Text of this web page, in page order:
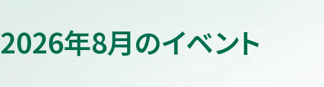
2026年8月のイベント